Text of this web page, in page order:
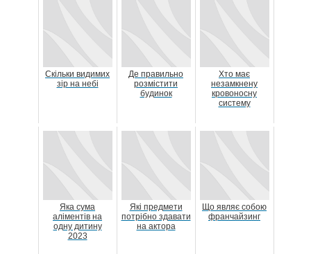
Скільки видимих
зір на небі
Де правильно
розмістити
будинок
Хто має
незамкнену
кровоносну
систему
Яка сума
аліментів на
одну дитину
2023
Які предмети
потрібно здавати
на актора
Що являє собою
франчайзинг